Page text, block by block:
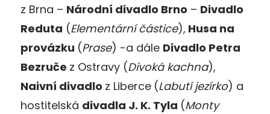
z Brna – Národní divadlo Brno – Divadlo
Reduta (Elementární částice), Husa na
provázku (Prase) -a dále Divadlo Petra
Bezruče z Ostravy (Divoká kachna),
Naivní divadlo z Liberce (Labutí jezírko) a
hostitelská divadla J. K. Tyla (Monty